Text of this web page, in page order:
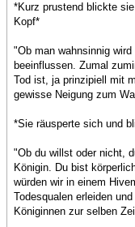
*Kurz prustend blickte
Kopf*
"Ob man wahnsinnig
beeinflussen. Zumal
Tod ist, ja prinzipiell mit
gewisse Neigung zum
*Sie räusperte sich und
"Ob du willst oder nicht,
Königin. Du bist
würden wir in einem
Todesqualen erleiden
Königinnen zur selben